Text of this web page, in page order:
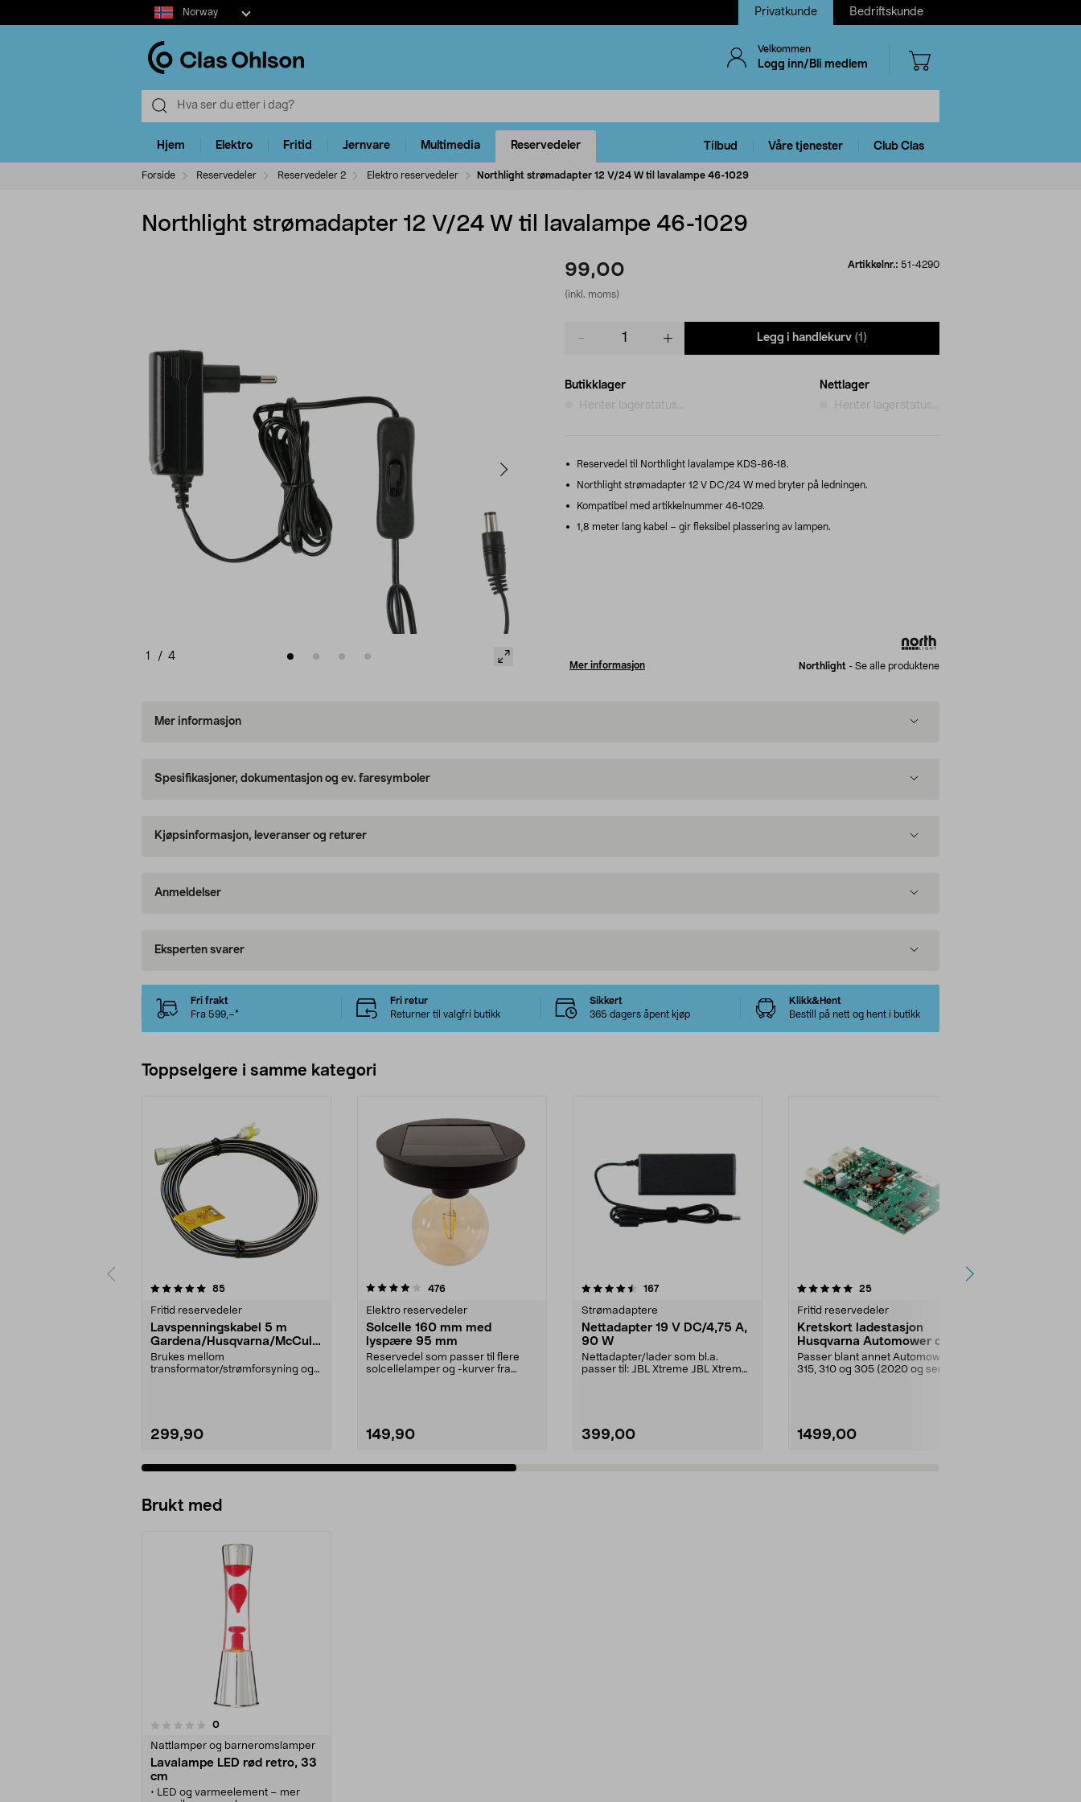
Select
market
Norway Privatkunde Bedriftskunde
Velkommen
Logg inn/Bli medlem
Hjem Elektro Fritid Jernvare Multimedia Reservedeler Tilbud Våre tjenester Club Clas
Forside Reservedeler Reservedeler 2 Elektro reservedeler Northlight strømadapter 12 V/24 W til lavalampe 46-1029
Northlight strømadapter 12 V/24 W til lavalampe 46-1029
1 / 4
99,00
(inkl. moms)
Artikkelnr.: 51-4290
Legg i handlekurv (1)
Butikklager
Henter lagerstatus...
Nettlager
Henter lagerstatus...
Reservedel til Northlight lavalampe KDS-86-18.
Northlight strømadapter 12 V DC/24 W med bryter på ledningen.
Kompatibel med artikkelnummer 46-1029.
1,8 meter lang kabel – gir fleksibel plassering av lampen.
Mer informasjon Northlight - Se alle produktene
Mer informasjon
Spesifikasjoner, dokumentasjon og ev. faresymboler
Kjøpsinformasjon, leveranser og returer
Anmeldelser
Eksperten svarer
Fri frakt
Fra 599,–*
Fri retur
Returner til valgfri butikk
Sikkert
365 dagers åpent kjøp
Klikk&Hent
Bestill på nett og hent i butikk
Toppselgere i samme kategori
85anmeldelser
Fritid reservedeler
Lavspenningskabel 5 m
Gardena/Husqvarna/McCullo
ch/Flymo
Brukes mellom
transformator/strømforsyning og
299,90
4.0 av 5 stjerner 476anmeldelser
Elektro reservedeler
Solcelle 160 mm med
lyspære 95 mm
Reservedel som passer til flere
solcellelamper og -kurver fra
149,90
4.5 av 5 stjerner 167anmeldelser
Strømadaptere
Nettadapter 19 V DC/4,75 A,
90 W
Nettadapter/lader som bl.a.
passer til: JBL Xtreme JBL Xtreme
399,00
5.0 av 5 stjerner 25anmeldelser
Fritid reservedeler
Kretskort ladestasjon
Husqvarna Automower og
Gardena
Passer blant annet Automower
315, 310 og 305 (2020 og senere)
1499,00
4.5 av 5 stjerner
Brukt med
0anmeldelser
Nattlamper og barneromslamper
Lavalampe LED rød retro, 33
cm
• LED og varmeelement – mer